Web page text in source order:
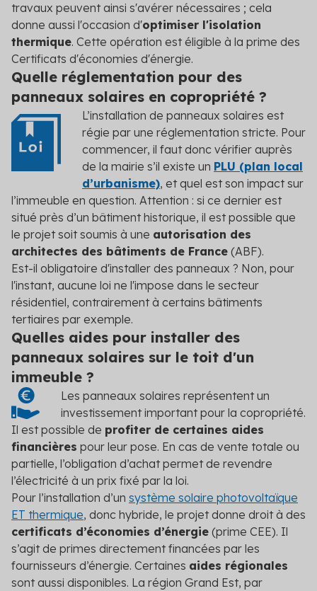
travaux peuvent ainsi s'avérer nécessaires ; cela
donne aussi l'occasion d'optimiser l'isolation
thermique. Cette opération est éligible à la prime des
Certificats d'économies d'énergie.
Quelle réglementation pour des
panneaux solaires en copropriété ?
L’installation de panneaux solaires est
régie par une réglementation stricte. Pour
commencer, il faut donc vérifier auprès
de la mairie s’il existe un PLU (plan local
d’urbanisme), et quel est son impact sur
l’immeuble en question. Attention : si ce dernier est
situé près d’un bâtiment historique, il est possible que
le projet soit soumis à une autorisation des
architectes des bâtiments de France (ABF).
Est-il obligatoire d'installer des panneaux ? Non, pour
l'instant, aucune loi ne l'impose dans le secteur
résidentiel, contrairement à certains bâtiments
tertiaires par exemple.
Quelles aides pour installer des
panneaux solaires sur le toit d'un
immeuble ?
Les panneaux solaires représentent un
investissement important pour la copropriété.
Il est possible de profiter de certaines aides
financières pour leur pose. En cas de vente totale ou
partielle, l’obligation d’achat permet de revendre
l’électricité à un prix fixé par la loi.
Pour l’installation d’un système solaire photovoltaïque
ET thermique, donc hybride, le projet donne droit à des
certificats d’économies d’énergie (prime CEE). Il
s’agit de primes directement financées par les
fournisseurs d’énergie. Certaines aides régionales
sont aussi disponibles. La région Grand Est, par